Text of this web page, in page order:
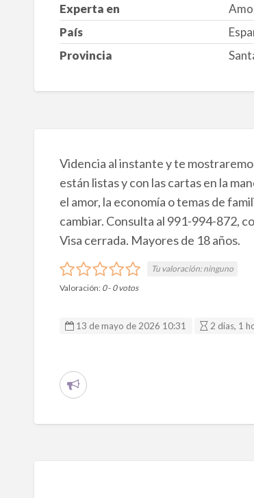
Experta en
País
Provincia
Videncia al instante y te
están listas y con las cartas en la
el amor, la economía o temas de
cambiar. Consulta al 991-994-872,
Visa cerrada. Mayores de 18 años.
Tu valoración:ninguno
Valoración: 0- 0 votos
13 de mayo de 2026 10:31 2 dias, 1
R